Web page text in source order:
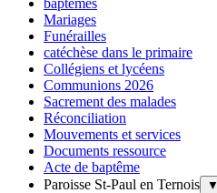
Mariages
Funérailles
catéchèse dans le primaire
Collégiens et lycéens
Communions 2026
Sacrement des malades
Réconciliation
Mouvements et services
Documents ressource
Acte de baptême
Paroisse St-Paul en Ternois
▼